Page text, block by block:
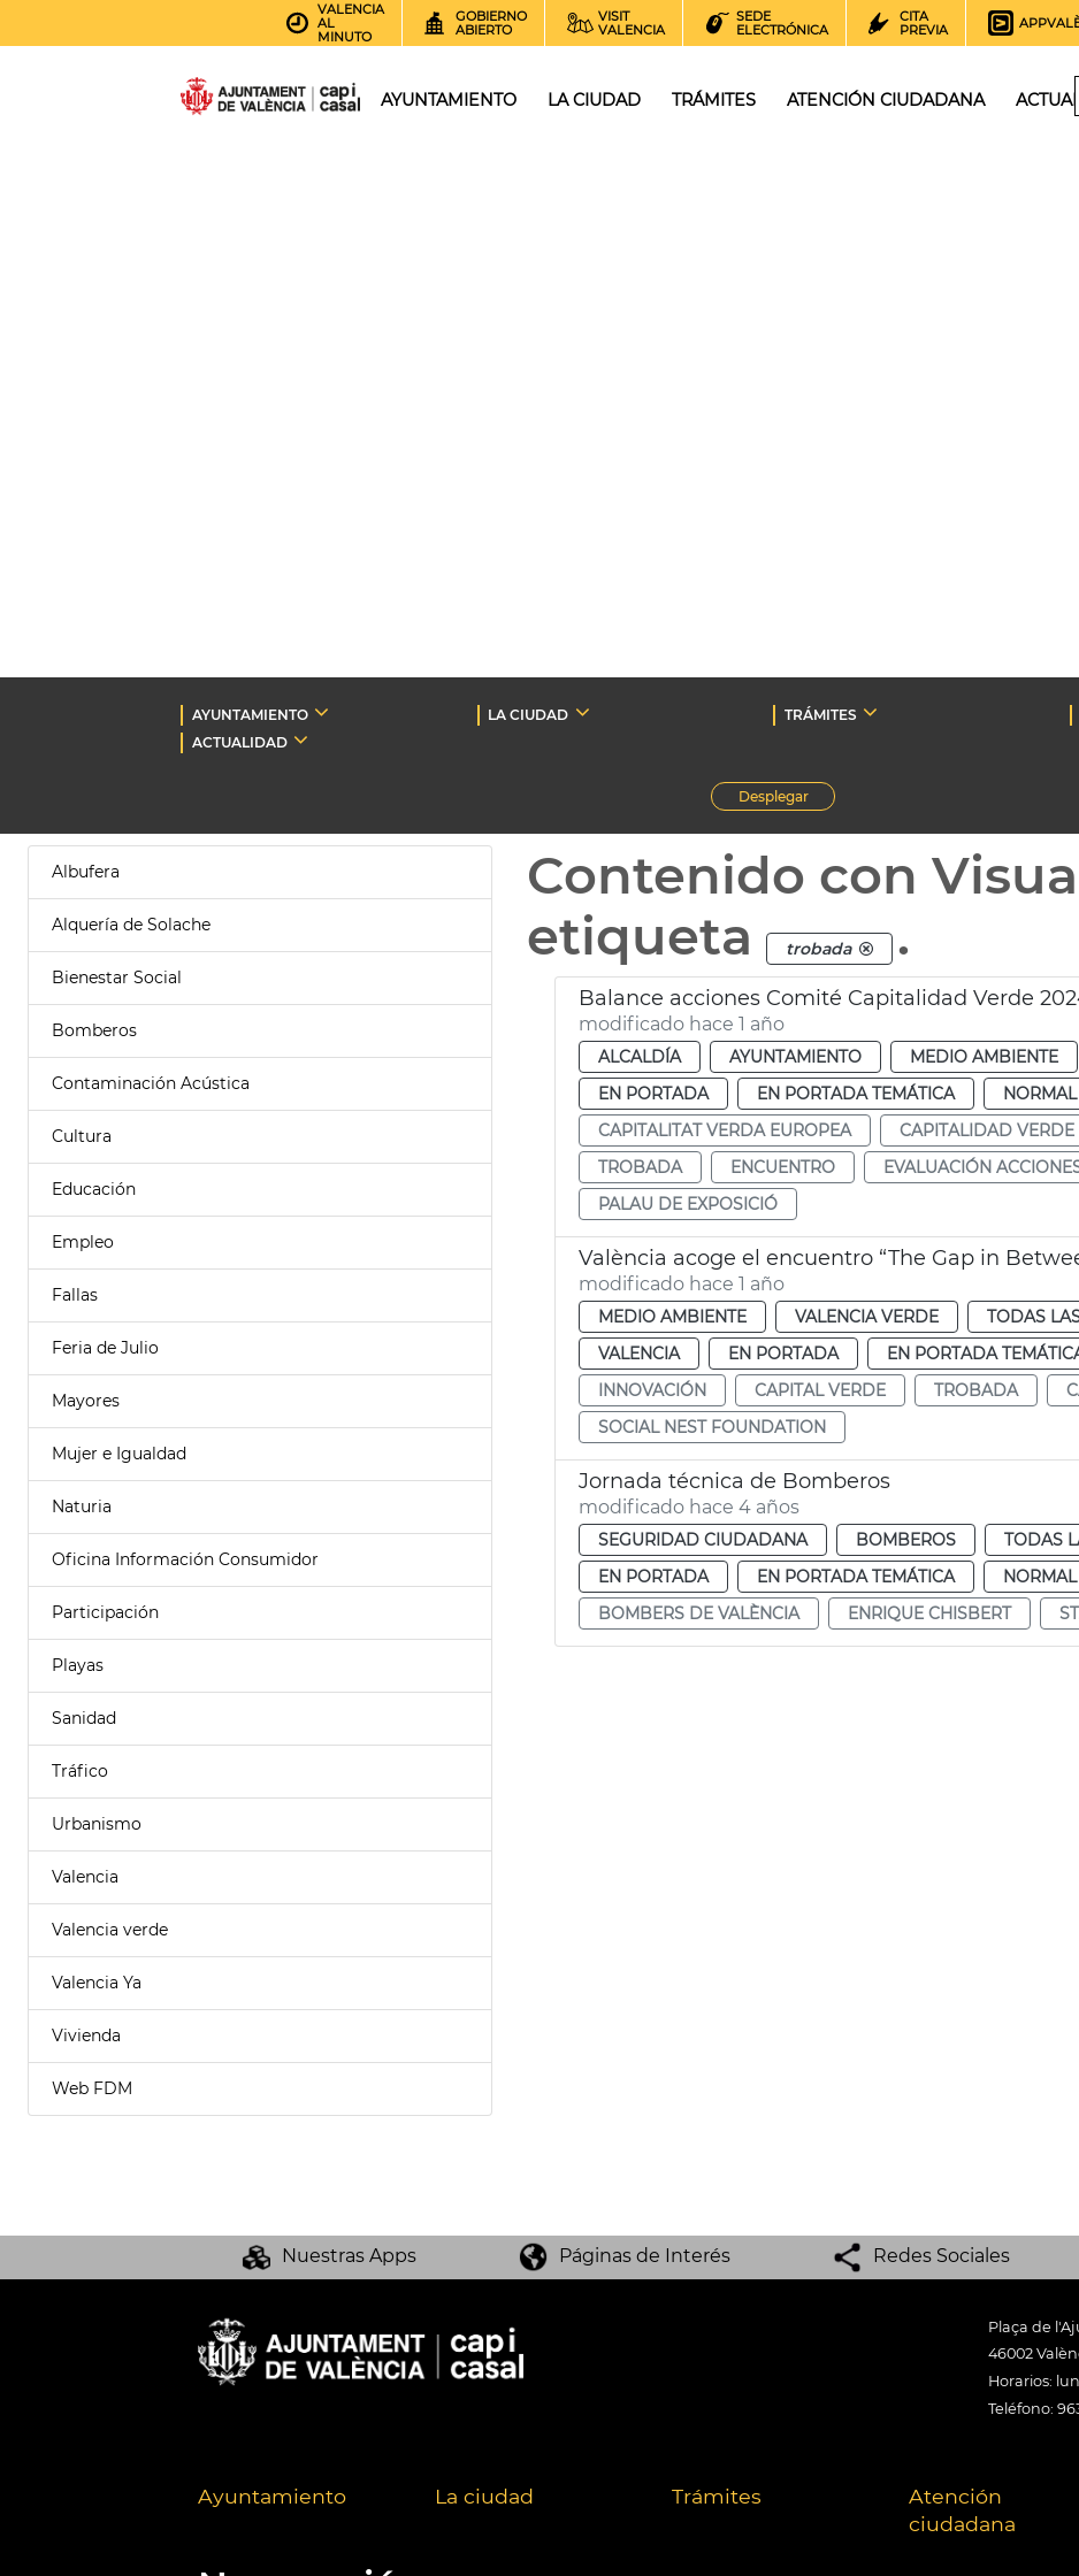
VALENCIA
AL
MINUTO
GOBIERNO
ABIERTO
VISIT
VALENCIA
SEDE
ELECTRÓNICA
CITA
PREVIA
AYUNTAMIENTO LA CIUDAD TRÁMITES ATENCIÓN CIUDADANA
AYUNTAMIENTO LA CIUDAD TRÁMITES
ACTUALIDAD
Desplegar
Albufera
Alquería de Solache
Bienestar Social
Bomberos
Contaminación Acústica
Cultura
Educación
Empleo
Fallas
Feria de Julio
Mayores
Mujer e Igualdad
Naturia
Oficina Información Consumidor
Participación
Playas
Sanidad
Tráfico
Urbanismo
Valencia
Valencia verde
Valencia Ya
Vivienda
Web FDM
Contenido con
etiqueta
trobada .
Balance acciones Comité Capitalidad Verde
modificado hace 1 año
ALCALDÍA AYUNTAMIENTO MEDIO AMBIENTE
EN PORTADA
EN PORTADA TEMÁTICA NORMAL
CAPITALITAT VERDA EUROPEA
CAPITALIDAD VERDE
TROBADA
ENCUENTRO EVALUACIÓN
PALAU DE EXPOSICIÓ
València acoge el encuentro “The Gap in
modificado hace 1 año
MEDIO AMBIENTE VALENCIA VERDE TODAS
VALENCIA
EN PORTADA EN PORTADA
INNOVACIÓN
CAPITAL VERDE TROBADA
SOCIAL NEST FOUNDATION
Jornada técnica de Bomberos
modificado hace 4 años
SEGURIDAD CIUDADANA BOMBEROS TODAS
EN PORTADA
EN PORTADA TEMÁTICA NORMAL
BOMBERS DE VALÈNCIA
ENRIQUE CHISBERT
Nuestras Apps Páginas de Interés Redes Sociales
Plaça de
46002
Horarios:
Teléfono:
Ayuntamiento La ciudad Trámites
Atención
ciudadana